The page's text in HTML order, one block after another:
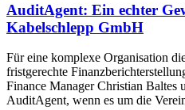
AuditAgent: Ein echter
Kabelschlepp GmbH
Für eine komplexe Organisation
fristgerechte
Finance Manager Christian Baltes
AuditAgent, wenn es um die